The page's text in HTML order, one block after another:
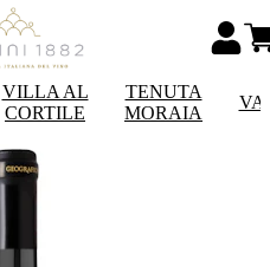
VILLA AL
CORTILE
TENUTA
MORAIA